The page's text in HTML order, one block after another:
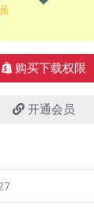
购买下载权限
开通会员